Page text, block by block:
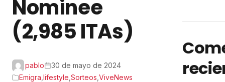
Nominee
(2,985 ITAs)
pablo
30 de mayo de 2024
Emigra lifestyle Sorteos ViveNews